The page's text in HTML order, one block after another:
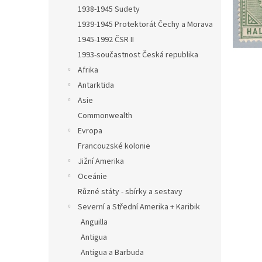
1938-1945 Sudety
1939-1945 Protektorát Čechy a Morava
1945-1992 ČSR II
1993-součastnost Česká republika
Afrika
Antarktida
Asie
Commonwealth
Evropa
Francouzské kolonie
Jižní Amerika
Oceánie
Různé státy - sbírky a sestavy
Severní a Střední Amerika + Karibik
Anguilla
Antigua
Antigua a Barbuda